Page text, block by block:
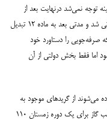
توجه نمی‌شد درنهایت بعد از
سال‌ها تلاش در سال ۹۳ بند قاف تبصره ۲ درنهایت عملیاتی شد و مدتی بعد به ماده ۱۲ تبدیل
صرفه‌جویی را دستاورد خود
عملیاتی شود اما فقط بخش دولتی از آن
می‌شوند از گریدهای موجود به
گرید A تبدیل شوند، بالغ‌بر ۱۸ هزار و ۴۰۰ میلیون مترمکعب گاز برای یک دوره زمستان ۱۱۰